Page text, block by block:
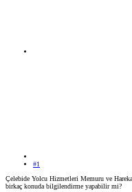
#1
Çelebide Yolcu Hizmetleri Memuru ve
birkaç konuda bilgilendirme yapabilir mi?